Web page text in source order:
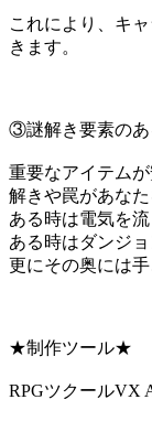
これにより、キ
きます。
③謎解き要素のあ
重要なアイテム
解きや罠があなた
ある時は電気を
ある時はダンジ
更にその奥には
★制作ツール★
RPGツクールVX